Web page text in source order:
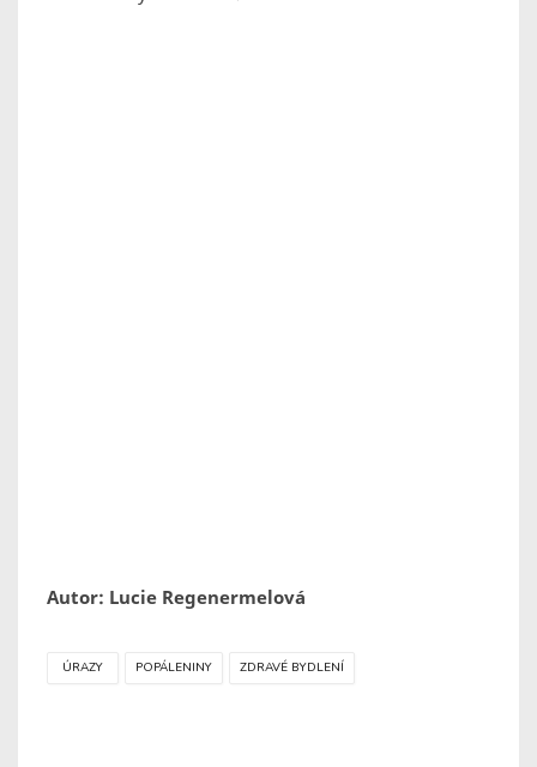
Autor: Lucie Regenermelová
ÚRAZY POPÁLENINY ZDRAVÉ BYDLENÍ